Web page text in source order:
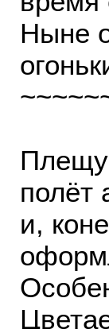
Ныне
полёт
и,